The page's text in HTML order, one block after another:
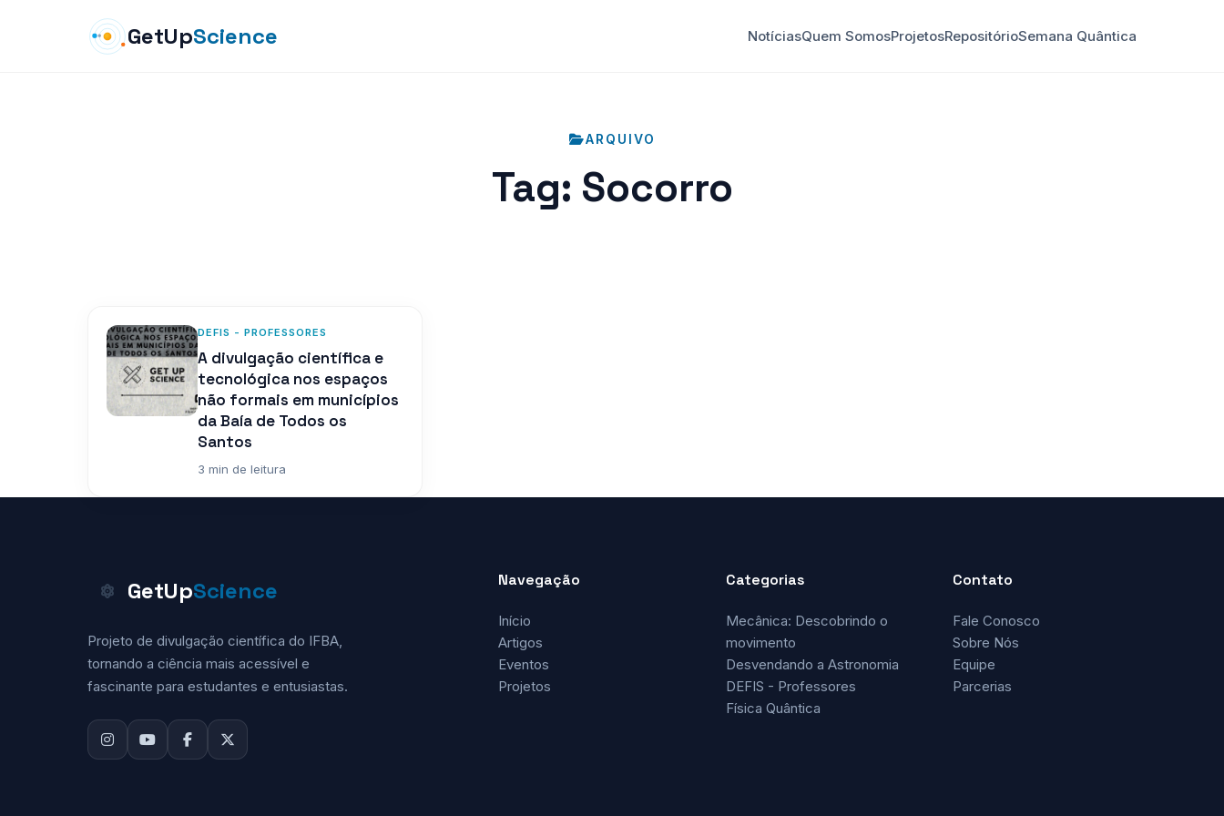
GetUpScience NotíciasQuem SomosProjetosRepositórioSemana Quântica
ARQUIVO
Tag: Socorro
DEFIS - PROFESSORES
A divulgação científica e
tecnológica nos espaços
não formais em municípios
da Baía de Todos os
Santos
3 min de leitura
GetUpScience
Projeto de divulgação científica do IFBA,
tornando a ciência mais acessível e
fascinante para estudantes e entusiastas.
Navegação
Início
Artigos
Eventos
Projetos
Categorias
Mecânica: Descobrindo o
movimento
Desvendando a Astronomia
DEFIS - Professores
Física Quântica
Contato
Fale Conosco
Sobre Nós
Equipe
Parcerias